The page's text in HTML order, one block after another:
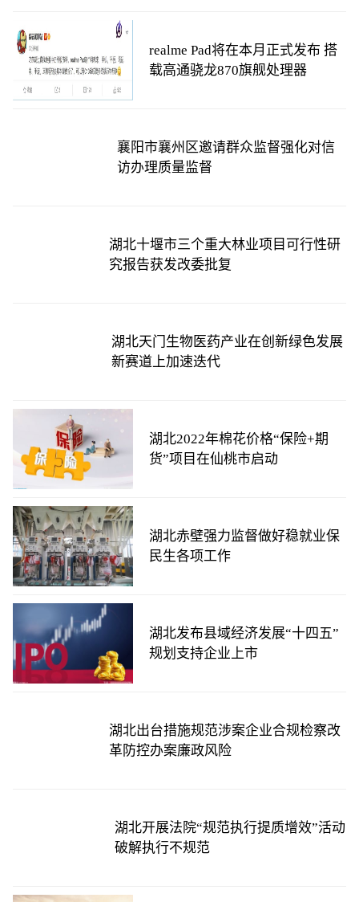
realme Pad将在本月正式发布 搭
载高通骁龙870旗舰处理器
襄阳市襄州区邀请群众监督强化对信
访办理质量监督
湖北十堰市三个重大林业项目可行性研
究报告获发改委批复
湖北天门生物医药产业在创新绿色发展
新赛道上加速迭代
湖北2022年棉花价格“保险+期
货”项目在仙桃市启动
湖北赤壁强力监督做好稳就业保
民生各项工作
湖北发布县域经济发展“十四五”
规划支持企业上市
湖北出台措施规范涉案企业合规检察改
革防控办案廉政风险
湖北开展法院“规范执行提质增效”活动
破解执行不规范